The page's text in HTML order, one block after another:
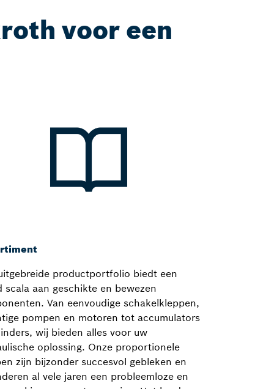
voor een
productportfolio biedt een
scala aan geschikte en bewezen
Van eenvoudige schakelkleppen,
pompen en motoren tot accumulators
wij bieden alles voor uw
oplossing. Onze proportionele
zijn bijzonder succesvol gebleken en
al vele jaren een probleemloze en